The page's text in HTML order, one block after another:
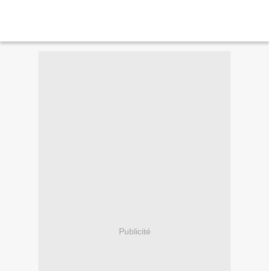
Publicité